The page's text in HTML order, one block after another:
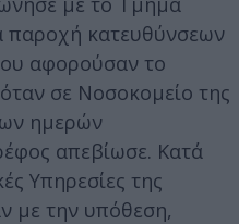
παροχή κατευθύνσεων
αφορούσαν το
σε Νοσοκομείο της
ημερών
απεβίωσε. Κατά
Υπηρεσίες της
με την υπόθεση,